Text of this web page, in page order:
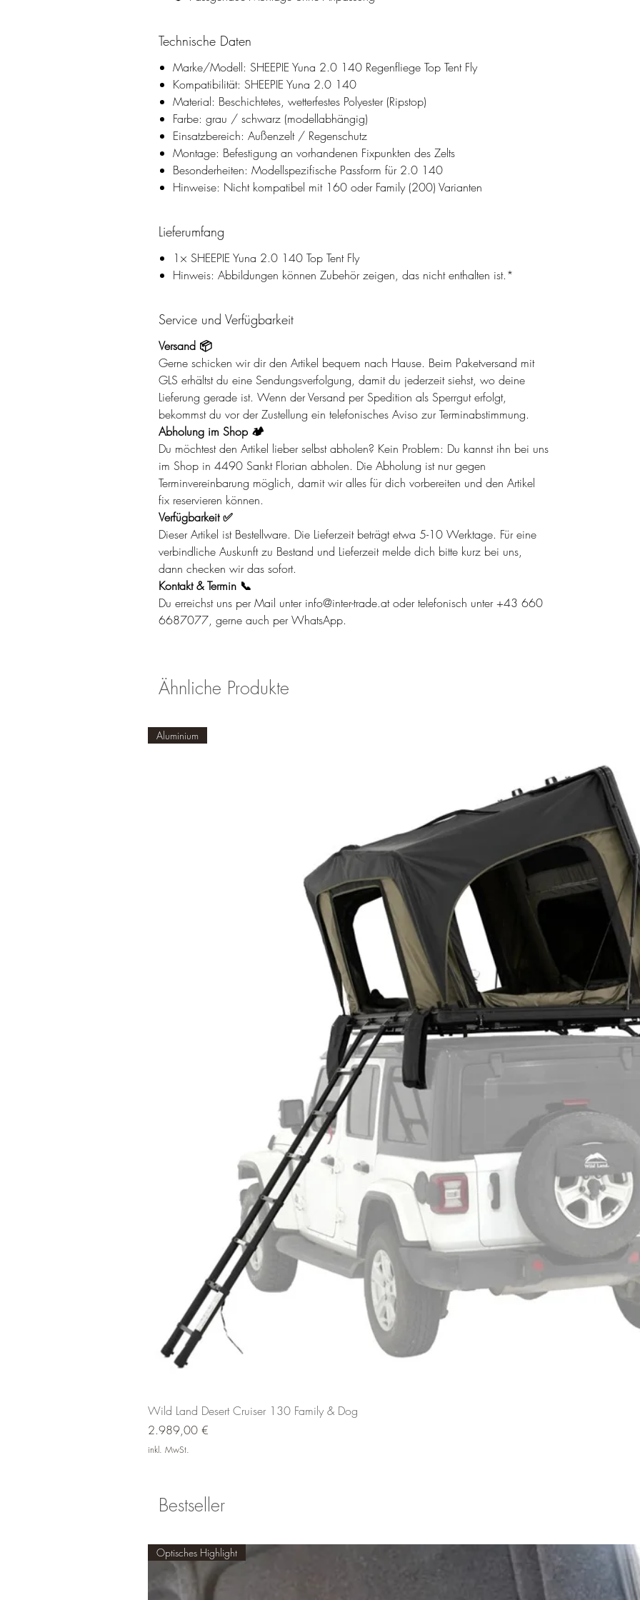
Technische Daten
Marke/Modell: SHEEPIE Yuna 2.0 140 Regenfliege Top Tent Fly
Kompatibilität: SHEEPIE Yuna 2.0 140
Material: Beschichtetes, wetterfestes Polyester (Ripstop)
Farbe: grau / schwarz (modellabhängig)
Einsatzbereich: Außenzelt / Regenschutz
Montage: Befestigung an vorhandenen Fixpunkten des Zelts
Besonderheiten: Modellspezifische Passform für 2.0 140
Hinweise: Nicht kompatibel mit 160 oder Family (200) Varianten
Lieferumfang
1× SHEEPIE Yuna 2.0 140 Top Tent Fly
Hinweis: Abbildungen können Zubehör zeigen, das nicht enthalten ist.*
Service und Verfügbarkeit
Versand 📦
Gerne schicken wir dir den Artikel bequem nach Hause. Beim Paketversand mit
GLS erhältst du eine Sendungsverfolgung, damit du jederzeit siehst, wo deine
Lieferung gerade ist. Wenn der Versand per Spedition als Sperrgut erfolgt,
bekommst du vor der Zustellung ein telefonisches Aviso zur Terminabstimmung.
Abholung im Shop 🏕️
Du möchtest den Artikel lieber selbst abholen? Kein Problem: Du kannst ihn bei uns
im Shop in 4490 Sankt Florian abholen. Die Abholung ist nur gegen
Terminvereinbarung möglich, damit wir alles für dich vorbereiten und den Artikel
fix reservieren können.
Verfügbarkeit ✅
Dieser Artikel ist Bestellware. Die Lieferzeit beträgt etwa 5-10 Werktage. Für eine
verbindliche Auskunft zu Bestand und Lieferzeit melde dich bitte kurz bei uns,
dann checken wir das sofort.
Kontakt & Termin 📞
Du erreichst uns per Mail unter info@inter-trade.at oder telefonisch unter +43 660
6687077, gerne auch per WhatsApp.
Ähnliche Produkte
Aluminium
Wild Land Desert Cruiser 130 Family & Dog
Preis
2.989,00 €
inkl. MwSt.
Bestseller
Optisches Highlight